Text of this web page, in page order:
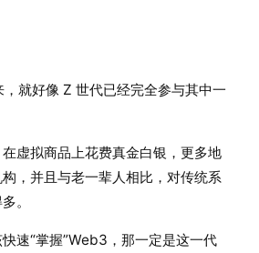
就好像 Z 世代已经完全参与其中一
虚拟商品上花费真金白银，更多地
，并且与老一辈人相比，对传统系
。
速“掌握”Web3，那一定是这一代